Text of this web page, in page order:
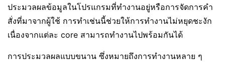
ประมวลผลข้อมูลในโปรแกรมที่ทำงานอยู่หรือการจัดการคำ
สั่งที่มาจากผู้ใช้ การทำเช่นนี้ช่วยให้การทำงานไม่หยุดชะงัก
เนื่องจากแต่ละ core สามารถทำงานไปพร้อมกันได้
การประมวลผลแบบขนาน ซึ่งหมายถึงการทำงานหลาย ๆ